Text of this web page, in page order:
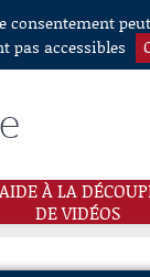
consentement
pas accessibles
AIDE À LA
DE VIDÉOS